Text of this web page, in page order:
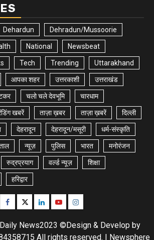
Dehardun Dehradun/Mussoorie
National Newsbeat
Tech Trending Uttarakhand
आपका शहर उत्तरकाशी उत्तराखंड
चलो चले देवभूमि चारधाम
खबरें ताज़ा ख़बर ताज़ा ख़बरें दिल्ली
देहरादून देहरादून/मसूरी धर्म-संस्कृति
न्यूज़ पुलिस भारत मनोरंजन
रुद्रप्रयाग वर्ल्ड न्यूज़ शिक्षा
हरिद्वार
Facebook
TwitterLinkedinYoutubeInstagram
News2023 ©Design & Develop by
All rights reserved. | Newsphere